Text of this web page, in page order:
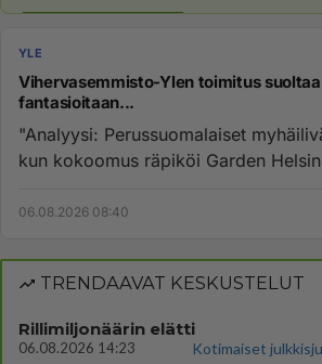
YLE
Vihervasemmisto-Ylen toimitus
fantasioitaan...
"Analyysi: Perussuomalaiset
kun kokoomus räpiköi Garden
06.08.2026 08:40
TRENDAAVAT KESKUSTELUT
Rillimiljonäärin elätti
06.08.2026 14:23 Kotimaiset